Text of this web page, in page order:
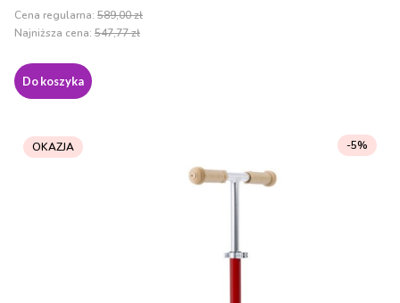
Cena regularna: 589,00 zł
Najniższa cena: 547,77 zł
Do koszyka
OKAZJA -5%